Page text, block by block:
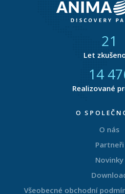
21
Let
14
Realizované
O
O nás
Partneři
Novinky
Všeobecné obchodní